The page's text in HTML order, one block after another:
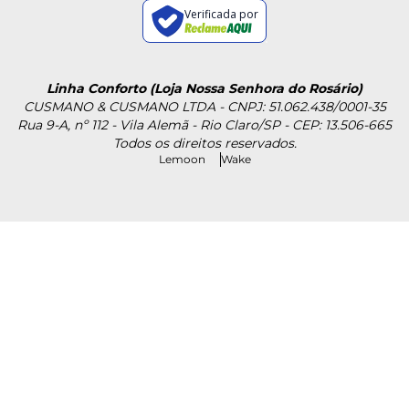
Verificada por
Linha Conforto (Loja Nossa Senhora do Rosário)
CUSMANO & CUSMANO LTDA - CNPJ: 51.062.438/0001-35
Rua 9-A, nº 112 - Vila Alemã - Rio Claro/SP - CEP: 13.506-665
Todos os direitos reservados.
Lemoon Wake